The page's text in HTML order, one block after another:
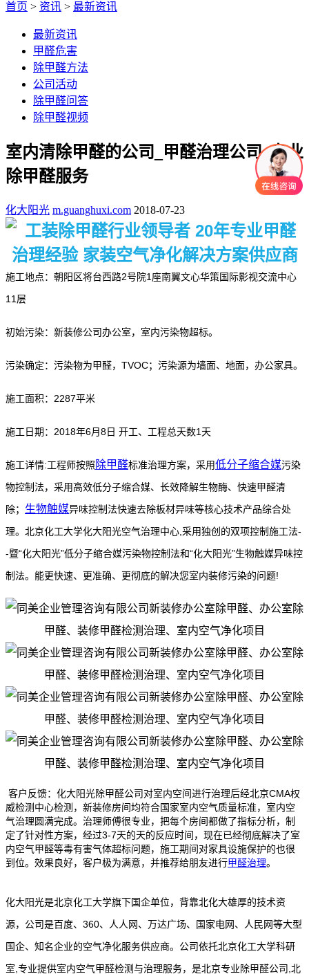
首页 > 资讯 > 最新资讯
最新资讯
甲醛危害
除甲醛方法
公司活动
除甲醛问答
除甲醛视频
室内清除甲醛的公司_甲醛治理公司_专业
除甲醛服务
化大阳光 m.guanghuxi.com 2018-07-23
施工地点： 朝阳区将台西路2号院1座南翼文心华策国际影视交流中心
11层
初始污染：新装修公司办公室，室内污染物超标。
污染确定：污染物为甲醛，TVOC；污染源为墙面、地面，办公家具。
施工面积：2287平米
施工日期：2018年6月8日 开工、工程总天数1天
施工详情:工程师按照除甲醛标准治理方案，采用低分子缩合媒污染
物控制法，采用高效低分子缩合媒、长效降解生物酶、快速甲醛清
除； 生物触媒异味控制法快速去除板材异味等核心技术产品综合处
理。 北京化工大学化大阳光空气治理中心,采用独创的双项控制施工法-
-暨“化大阳光”低分子缩合媒污染物控制法和“化大阳光”生物触媒异味控
制法。能更快速、更准确、更彻底的解决您室内装修污染的问题!
客户反馈：化大阳光除甲醛公司对室内空间进行治理后经北京CMA权
威检测中心检测，新装修房间均符合国家室内空气质量标准，室内空
气治理圆满完成。治理师傅很专业，把每个房间都做了指标分析，制
定了针对性方案，经过3-7天的天的反应时间，现在已经彻底解决了室
内空气甲醛等毒有害气体超标问题，施工期间对家具设施保护的也很
到位。效果良好，客户极为满意，并推荐给朋友进行甲醛治理。
化大阳光是北京化工大学旗下国企单位，背靠北化大雄厚的技术资
源，公司是百度、360、人人网、万达广场、国家电网、人民网等大型
国企、知名企业的空气净化服务供应商。公司依托北京化工大学科研
室,专业提供室内空气甲醛检测与治理服务，是北京专业除甲醛公司,北